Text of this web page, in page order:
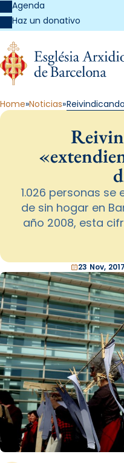
Agenda
Haz un donativo
Home Noticias
1.026 personas
de sin hogar en
año 2008, esta
23 Nov, 2017